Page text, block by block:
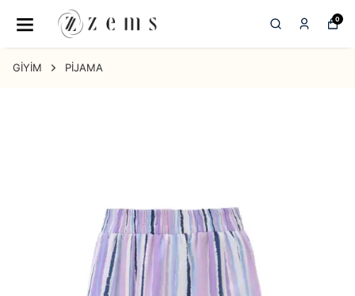
0
GİYİM PİJAMA